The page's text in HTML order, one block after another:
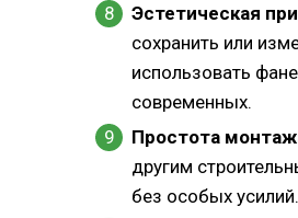
Эстетическая
сохранить или
использовать
современных.
Простота
другим
без особых усилий.